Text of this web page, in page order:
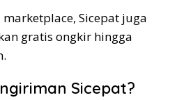
Sicepat juga
gratis ongkir hingga
Sicepat?